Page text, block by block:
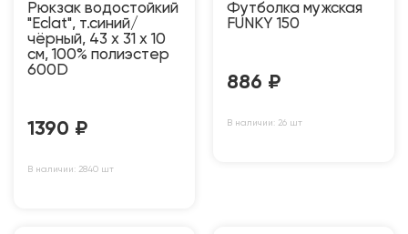
Рюкзак водостойкий
"Eclat", т.синий/
чёрный, 43 x 31 x 10
см, 100% полиэстер
600D
1390 ₽
В наличии: 2840 шт
Футболка мужская
FUNKY 150
886 ₽
В наличии: 26 шт